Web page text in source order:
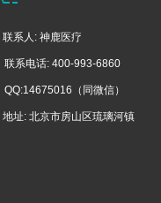
联系人: 神鹿医疗
联系电话: 400-993-6860
QQ:14675016（同微信）
地址: 北京市房山区琉璃河镇